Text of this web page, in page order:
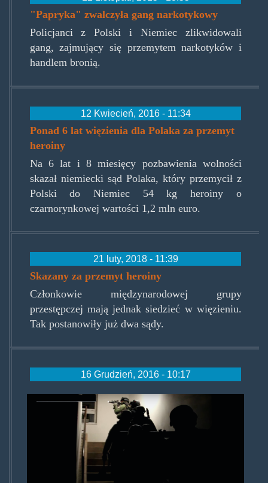
"Papryka" zwalczyła gang narkotykowy
Policjanci z Polski i Niemiec zlikwidowali
gang, zajmujący się przemytem narkotyków i
handlem bronią.
12 Kwiecień, 2016 - 11:34
Ponad 6 lat więzienia dla Polaka za przemyt
heroiny
Na 6 lat i 8 miesięcy pozbawienia wolności
skazał niemiecki sąd Polaka, który przemycił z
Polski do Niemiec 54 kg heroiny o
czarnorynkowej wartości 1,2 mln euro.
21 luty, 2018 - 11:39
Skazany za przemyt heroiny
Członkowie międzynarodowej grupy
przestępczej mają jednak siedzieć w więzieniu.
Tak postanowiły już dwa sądy.
16 Grudzień, 2016 - 10:17
policja161216.jpg